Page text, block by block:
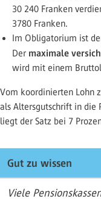
30 240 Franken
3780 Franken.
Im Obligatorium ist
Der maximale
wird mit einem
Vom koordinierten Lohn
als Altersgutschrift in die
liegt der Satz bei 7
Gut zu wissen
Viele